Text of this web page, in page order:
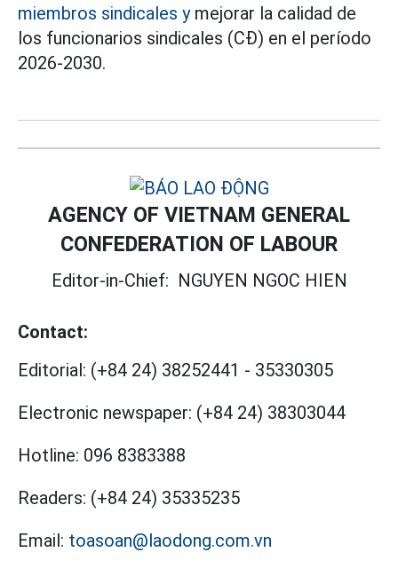
miembros sindicales ymejorar la calidad de
los funcionarios sindicales (CĐ) en el período
2026-2030.
AGENCY OF VIETNAM GENERAL
CONFEDERATION OF LABOUR
Editor-in-Chief: NGUYEN NGOC HIEN
Contact:
Editorial: (+84 24) 38252441 - 35330305
Electronic newspaper: (+84 24) 38303044
Hotline: 096 8383388
Readers: (+84 24) 35335235
Email: toasoan@laodong.com.vn